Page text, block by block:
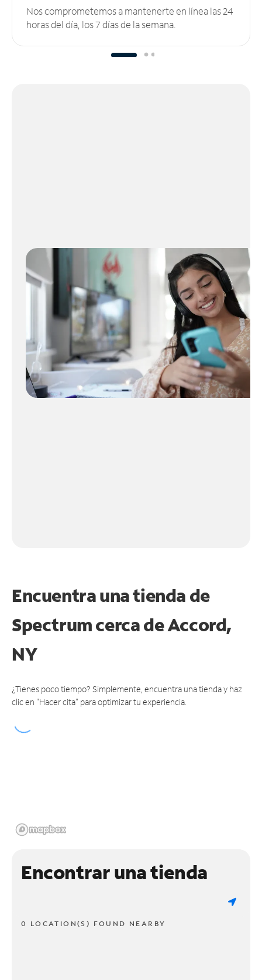
Nos comprometemos a mantenerte en línea las 24
horas del día, los 7 días de la semana.
Encuentra una tienda de
Spectrumcerca de Accord,
NY
¿Tienes poco tiempo? Simplemente, encuentra una tienda y haz
clic en "Hacer cita" para optimizar tu experiencia.
Encontrar una tienda
0 LOCATION(S) FOUND NEARBY